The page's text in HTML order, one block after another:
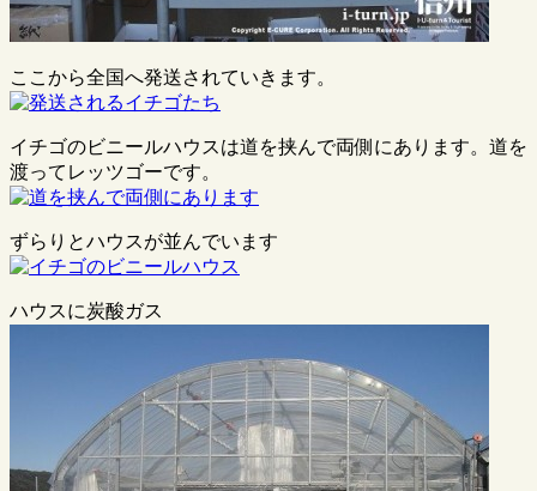
ここから全国へ発送されていきます。
イチゴのビニールハウスは道を挟んで両側にあります。道を
渡ってレッツゴーです。
ずらりとハウスが並んでいます
ハウスに炭酸ガス